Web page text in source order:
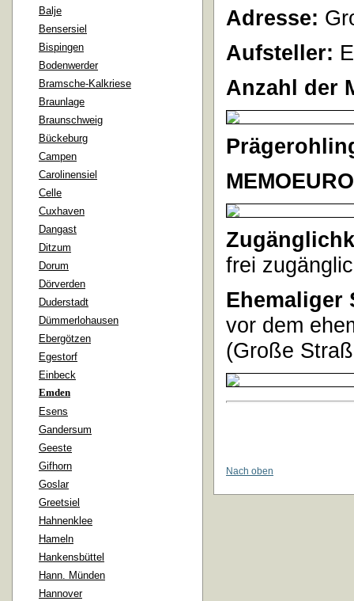
Balje
Bensersiel
Bispingen
Bodenwerder
Bramsche-Kalkriese
Braunlage
Braunschweig
Bückeburg
Campen
Carolinensiel
Celle
Cuxhaven
Dangast
Ditzum
Dorum
Dörverden
Duderstadt
Dümmerlohausen
Ebergötzen
Egestorf
Einbeck
Emden
Esens
Gandersum
Geeste
Gifhorn
Goslar
Greetsiel
Hahnenklee
Hameln
Hankensbüttel
Hann. Münden
Hannover
Adresse:
Aufsteller:
Anzahl der
frei
Ehemaliger
vor dem
(Große
Nach oben